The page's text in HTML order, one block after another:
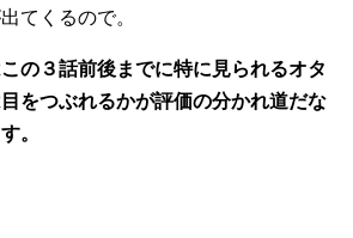
てくるので。
の３話前後までに特に見られるオタ
をつぶれるかが評価の分かれ道だな
。